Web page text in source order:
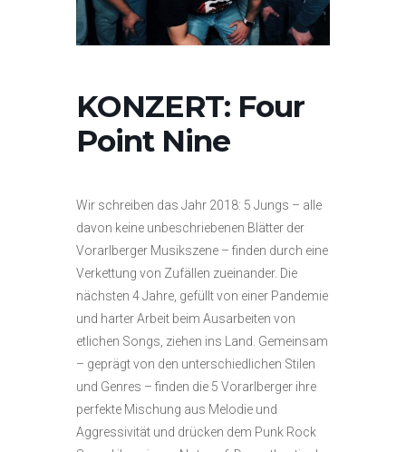
KONZERT: Four
Point Nine
Wir schreiben das Jahr 2018: 5 Jungs – alle
davon keine unbeschriebenen Blätter der
Vorarlberger Musikszene – finden durch eine
Verkettung von Zufällen zueinander. Die
nächsten 4 Jahre, gefüllt von einer Pandemie
und harter Arbeit beim Ausarbeiten von
etlichen Songs, ziehen ins Land. Gemeinsam
– geprägt von den unterschiedlichen Stilen
und Genres – finden die 5 Vorarlberger ihre
perfekte Mischung aus Melodie und
Aggressivität und drücken dem Punk Rock